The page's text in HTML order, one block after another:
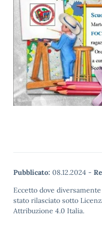
Pubblicato: 08.12.2024 -
Eccetto dove
stato rilasciato sotto
Attribuzione 4.0 Italia.